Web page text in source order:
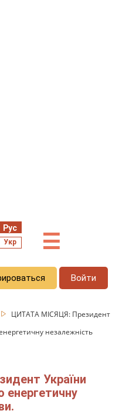
Рус
Укр ☰
Войти
ЦИТАТА МІСЯЦЯ: Президент
незалежність
України